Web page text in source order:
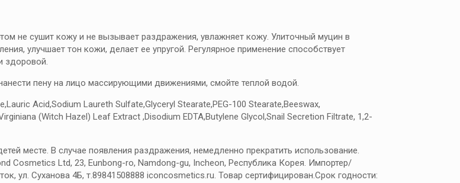
не сушит кожу и не вызывает раздражения, увлажняет кожу. Улиточный муцин в
улучшает тон кожи, делает ее упругой. Регулярное применение способствует
здоровой.
пену на лицо массирующими движениями, смойте теплой водой.
Acid,Sodium Laureth Sulfate,Glyceryl Stearate,PEG-100 Stearate,Beeswax,
(Witch Hazel) Leaf Extract ,Disodium EDTA,Butylene Glycol,Snail Secretion Filtrate, 1,2-
месте. В случае появления раздражения, немедленно прекратить использование.
Cosmetics Ltd, 23, Eunbong-ro, Namdong-gu, Incheon, Республика Корея. Импортер/
ул. Суханова 4Б, т.89841508888 iconcosmetics.ru. Товар сертифицирован.Срок годности: